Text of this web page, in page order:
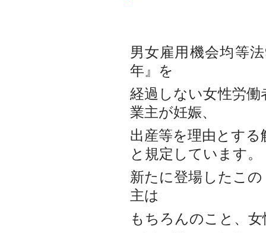
男女雇用機会均等
年』を
経過しない女性労
業主が妊娠、
出産等を理由とす
と規定しています。
新たに登場したこ
主は
もちろんのこと、